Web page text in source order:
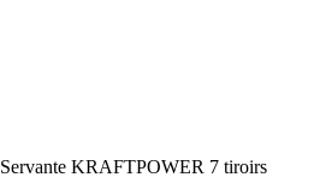
Servante KRAFTPOWER 7 tiroirs